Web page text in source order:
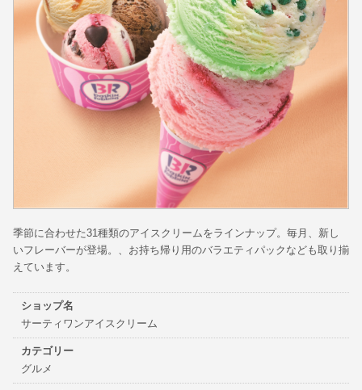
季節に合わせた31種類のアイスクリームをラインナップ。毎月、新し
いフレーバーが登場。、お持ち帰り用のバラエティパックなども取り揃
えています。
ショップ名
サーティワンアイスクリーム
カテゴリー
グルメ